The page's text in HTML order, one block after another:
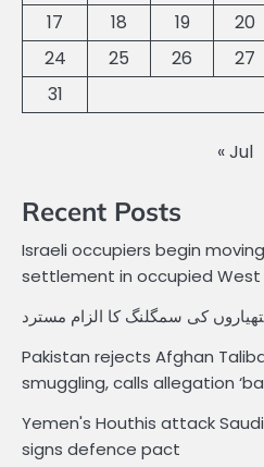
17
18 19 20
24
25 26 27
31
« Jul
Recent Posts
Israeli occupiers begin
settlement in occupied West
کی سمگلنگ کا الزام مسترد
Pakistan rejects Afghan
smuggling, calls allegation
Yemen's Houthis attack
signs defence pact